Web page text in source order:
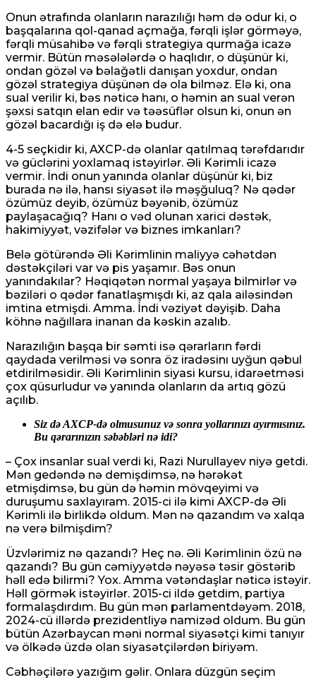
Onun ətrafında olanların narazılığı həm də odur ki, o
başqalarına qol-qanad açmağa, fərqli işlər görməyə,
fərqli müsahibə və fərqli strategiya qurmağa icazə
vermir. Bütün məsələlərdə o haqlıdır, o düşünür ki,
ondan gözəl və bəlağətli danışan yoxdur, ondan
gözəl strategiya düşünən də ola bilməz. Elə ki, ona
sual verilir ki, bəs nəticə hanı, o həmin an sual verən
şəxsi satqın elan edir və təəsüflər olsun ki, onun ən
gözəl bacardığı iş də elə budur.
4-5 seçkidir ki, AXCP-də olanlar qatılmaq tərəfdarıdır
və güclərini yoxlamaq istəyirlər. Əli Kərimli icazə
vermir. İndi onun yanında olanlar düşünür ki, biz
burada nə ilə, hansı siyasət ilə məşğuluq? Nə qədər
özümüz deyib, özümüz bəyənib, özümüz
paylaşacağıq? Hanı o vəd olunan xarici dəstək,
hakimiyyət, vəzifələr və biznes imkanları?
Belə götürəndə Əli Kərimlinin maliyyə cəhətdən
dəstəkçiləri var və pis yaşamır. Bəs onun
yanındakılar? Həqiqətən normal yaşaya bilmirlər və
bəziləri o qədər fanatlaşmışdı ki, az qala ailəsindən
imtina etmişdi. Amma. İndi vəziyət dəyişib. Daha
köhnə nağıllara inanan da kəskin azalıb.
Narazılığın başqa bir səmti isə qərarların fərdi
qaydada verilməsi və sonra öz iradəsinı uyğun qəbul
etdirilməsidir. Əli Kərimlinin siyasi kursu, idarəetməsi
çox qüsurludur və yanında olanların da artıq gözü
açılıb.
Siz də AXCP-də olmusunuz və sonra yollarınızı ayırmısınız.
Bu qərarınızın səbəbləri nə idi?
– Çox insanlar sual verdi ki, Razi Nurullayev niyə getdi.
Mən gedəndə nə demişdimsə, nə hərəkət
etmişdimsə, bu gün də həmin mövqeyimi və
duruşumu saxlayıram. 2015-ci ilə kimi AXCP-də Əli
Kərimli ilə birlikdə oldum. Mən nə qazandım və xalqa
nə verə bilmişdim?
Üzvlərimiz nə qazandı? Heç nə. Əli Kərimlinin özü nə
qazandı? Bu gün cəmiyyətdə nəyəsə təsir göstərib
həll edə bilirmi? Yox. Amma vətəndaşlar nəticə istəyir.
Həll görmək istəyirlər. 2015-ci ildə getdim, partiya
formalaşdırdım. Bu gün mən parlamentdəyəm. 2018,
2024-cü illərdə prezidentliyə namizəd oldum. Bu gün
bütün Azərbaycan məni normal siyasətçi kimi tanıyır
və ölkədə üzdə olan siyasətçilərdən biriyəm.
Cəbhəçilərə yazığım gəlir. Onlara düzgün seçim